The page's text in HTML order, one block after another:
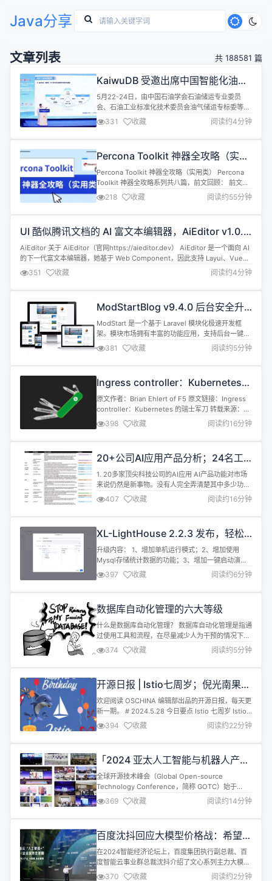
Java分享
文章列表 共 188581 篇
KaiwuDB 受邀出席中国智能化油气
管道与智慧管网技术交流大会
5月22-24日，由中国石油学会石油储运专业委员
会、石油工业标准化技术委员会油气储运专标委等联
合主办的“第十三届中国智能化油气管道与智慧管网
技术交流大会”在浙江省杭州市盛大召开，KaiwuDB
受邀亮相大会。浪潮院士、山东浪潮数据库技术有限
慧管网，赋能能源“动脉”数字化转型升级》的主题演
讲。 本次大会，全国...
331 收藏 阅读约4分钟
Percona Toolkit 神器全攻略（实用
类）
Percona Toolkit 神器全攻略（实用类） Percona
Toolkit 神器全攻略系列共八篇，前文回顾： 前文回
顾 Percona Toolkit 神器全攻略 全文约定：$为命令
提示符、greatsql&gt;为GreatSQL数据库提示符。
在后续阅读中，依据此约定进行理解与操作 实用类
218 收藏 阅读约55分钟
UI 酷似腾讯文档的 AI 富文本编辑器，AiEditor v1.0.4
发布
AiEditor 关于 AiEditor（官网https://aieditor.dev） AiEditor 是一个面向 AI
的下一代富文本编辑器，她基于 Web Component，因此支持 Layui、Vue、
React、Angular 等几乎任何前端框架。她适配了 PC Web 端和手机端，并提
供了 亮色 和 暗色 两个主题。除此之外，她还提供了灵活的...
351 收藏 阅读约4分钟
ModStartBlog v9.4.0 后台安全升
级，已知问题修复
ModStart 是一个基于 Laravel 模块化极速开发框
架。模块市场拥有丰富的功能应用，支持后台一键快
速安装，让开发者能快的实现业务功能开发。 系统完
全开源，基于 Apache 2.0 开源协议。 功能特性 丰
富的模块市场，后台一键快速安装 会员模块通用且完
示，已上传文件管理 强大的模块扩展功能，所有模...
381 收藏 阅读约5分钟
Ingress controller：Kubernetes
的瑞士军刀
原文作者：Brian Ehlert of F5 原文链接：Ingress
controller：Kubernetes 的瑞士军刀 转载来源：
NGINX 中文官网 NGINX 唯一中文官方社区 ，尽在
nginx.org.cn 许多人认为 Ingress
controller（Ingress 控制器）的价值不大，但实际
398 收藏 阅读约16分钟
20+公司AI应用产品分析；24名工
程师的LLM使用痛点
1. 20多家顶尖科技公司的AI应用 AI产品功能对市场
来说仍然是新事物。没有人完全弄清楚其中多少功能
将得到广泛使用，以及用户在多大程度上真正想要这
些新产品。 本系列文章分析了海外科技公司将AI集成
到其产品中的新方法和功能，包括Chrome、
Pinterest、Airbnb、Replit、Airtab...
407 收藏 阅读约16分钟
XL-LightHouse 2.2.3 发布，轻松
实现大数据实时统计
升级内容： 1、增加单机运行模式；2、增加使用
Mysql存储统计数据的功能；3、增加一键启动演示
示例功能；4、修改了个别问题；5、项目文档优化
一键部署，一行代码接入，无需大数据研发运维经
验，轻松实现海量数据实时统计！ 概述 XL-
套集成了数据写入、数据运算和数据可视化等一系列
功能，支持超大数据量，支持...
397 收藏 阅读约6分钟
数据库自动化管理的六大等级
什么是数据库自动化管理？ 数据库自动化管理是指通
过使用工具和流程，在尽量减少人为干预的情况下，
管理和执行与数据库相关的任务。主要目的当然是提
高效率，减少人为错误，确保一致性，并解放 DBA
和开发者，让他们能够专注于更加重要的任务。 我们
借鉴了自动驾驶的 6 大等级，并定义了数据库自动化
管理的 6 个等级。 第 0 级 - 无自动化 在这个级别，
所有的数据库...
374 收藏 阅读约5分钟
开源日报 | Istio七周岁；倪光南果然
有远见；AI搜索的诸神之战；“龙芯
+鸿蒙”桌面PC；马斯克激情对线；
SaaS的PLG模式
欢迎阅读 OSCHINA 编辑部出品的开源日报，每天更
新一期。 # 2024.5.28 今日要点 Istio 七周岁 Istio
是一个由谷歌、IBM 和 Lyft 的团队于 2016 年开始合
作开发的开源项目，在 2017 年正式推出；它是一个
大型微服务系统管理工具，旨在提供一种统一化的微
Envoy ...
394 收藏 阅读约22分钟
「2024 亚太人工智能与机器人产业
峰会暨 GOTC 全球开源技术峰会」
即将召开！全球议题征集中
全球开源技术峰会（Global Open-source
Technology Conference，简称 GOTC）始于
2021 年，是面向全球开发者的开源技术盛会。 今
年，中国人工智能学会与开源中国共同举办「2024
亚太人工智能与机器人产业峰会暨GOTC全球开源技
峰会将汇聚全球顶尖的专家、学者、企业领袖...
369 收藏 阅读约14分钟
百度沈抖回应大模型价格战：希望大
家别再天天拉表格比价格
在2024智能经济论坛上，百度集团执行副总裁、百
度智能云事业群总裁沈抖介绍了文心系列主力大模型
免费背后的原因。 “其实我们决定免费的原因特别朴
370 收藏 阅读约2分钟